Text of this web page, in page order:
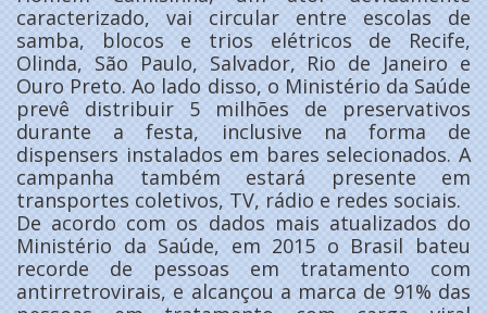
caracterizado, vai circular entre escolas de
samba, blocos e trios elétricos de Recife,
Olinda, São Paulo, Salvador, Rio de Janeiro e
Ouro Preto. Ao lado disso, o Ministério da Saúde
prevê distribuir 5 milhões de preservativos
durante a festa, inclusive na forma de
dispensers instalados em bares selecionados. A
campanha também estará presente em
transportes coletivos, TV, rádio e redes sociais.
De acordo com os dados mais atualizados do
Ministério da Saúde, em 2015 o Brasil bateu
recorde de pessoas em tratamento com
antirretrovirais, e alcançou a marca de 91% das